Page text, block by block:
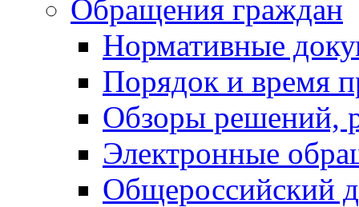
Обращения граждан
Нормативные
Порядок и время
Обзоры решений,
Электронные
Общероссийский